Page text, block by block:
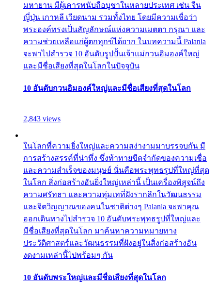
มหายาน มีผู้เคารพนับถือบูชาในหลายประเทศ เช่น จีน
ญี่ปุ่น เกาหลี เวียดนาม รวมทั้งไทย โดยมีความเชื่อว่า
พระองค์ทรงเป็นสัญลักษณ์แห่งความเมตตา กรุณา และ
ความช่วยเหลือแก่ผู้ตกทุกข์ได้ยาก ในบทความนี้ Palanla
จะพาไปสำรวจ 10 อันดับรูปปั้นเจ้าแม่กวนอิมองค์ใหญ่
และมีชื่อเสียงที่สุดในโลกในปัจจุบัน
10 อันดับกวนอิมองค์ใหญ่และมีชื่อเสียงที่สุดในโลก
2,843 views
ในโลกที่ความยิ่งใหญ่และความสง่างามมาบรรจบกัน มี
การสร้างสรรค์ที่น่าทึ่ง ซึ่งท้าทายขีดจำกัดของความเชื่อ
และความสำเร็จของมนุษย์ นั่นคือพระพุทธรูปที่ใหญ่ที่สุด
ในโลก สิ่งก่อสร้างอันยิ่งใหญ่เหล่านี้ เป็นเครื่องพิสูจน์ถึง
ความศรัทธา และความทุ่มเทที่ฝังรากลึกในวัฒนธรรม
และจิตวิญญาณของคนในชาติต่างๆ Palanla จะพาคุณ
ออกเดินทางไปสำรวจ 10 อันดับพระพุทธรูปที่ใหญ่และ
มีชื่อเสียงที่สุดในโลก มาค้นหาความหมายทาง
ประวัติศาสตร์และวัฒนธรรมที่ฝังอยู่ในสิ่งก่อสร้างอัน
งดงามเหล่านี้ไปพร้อมๆ กัน
10 อันดับพระใหญ่และมีชื่อเสียงที่สุดในโลก